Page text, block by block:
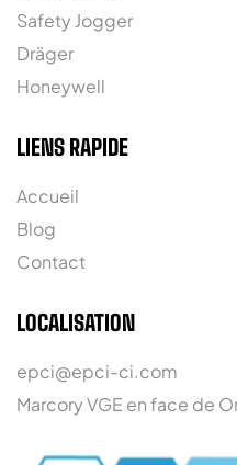
Safety Jogger
Dräger
Honeywell
LIENS RAPIDE
Accueil
Blog
Contact
LOCALISATION
epci@epci-ci.com
Marcory VGE en face de